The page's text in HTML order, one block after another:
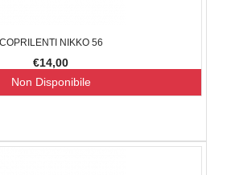
COPRILENTI NIKKO 56
€14,00
Non Disponibile